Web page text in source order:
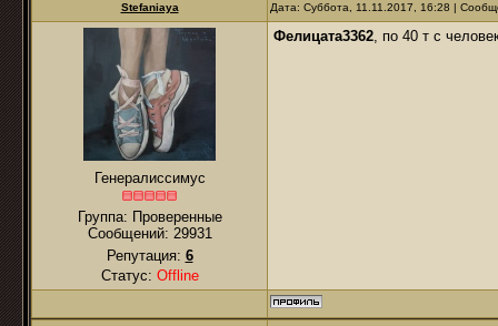
Stefaniaya Дата: Суббота, 11.11.2017, 16:28 |
Генералиссимус
Группа: Проверенные
Сообщений: 29931
Репутация: 6
Статус: Offline
Фелицата3362, по 40 т с